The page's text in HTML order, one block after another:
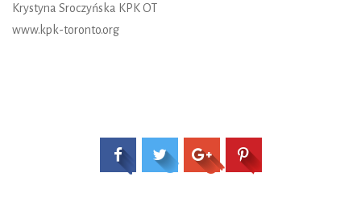
Krystyna Sroczyńska KPK OT
www.kpk-toronto.org